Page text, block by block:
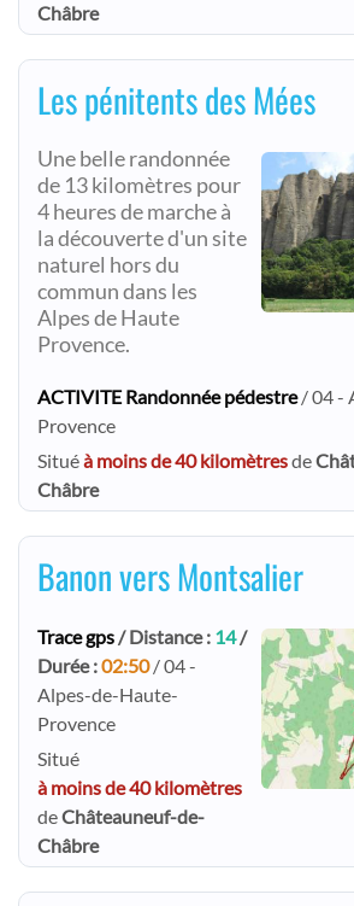
Châbre
Les pénitents des Mées
Une belle randonnée
de 13 kilomètres pour
4 heures de marche à
la découverte d'un site
naturel hors du
commun dans les
Alpes de Haute
Provence.
ACTIVITE Randonnée pédestre/ 04 -
Provence
Situéà moins de 40 kilomètresde
Châbre
Banon vers Montsalier
Trace gps/ Distance : 14/
Durée :02:50/ 04 -
Alpes-de-Haute-
Provence
Situé
à moins de 40 kilomètres
deChâteauneuf-de-
Châbre